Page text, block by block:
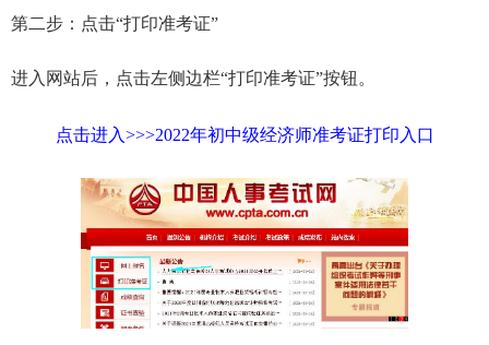
第二步：点击“打印准考证”
进入网站后，点击左侧边栏“打印准考证”按钮。
点击进入>>>2022年初中级经济师准考证打印入口